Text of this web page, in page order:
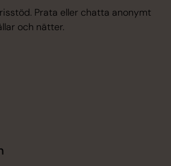
Prata eller chatta anonymt
och nätter.